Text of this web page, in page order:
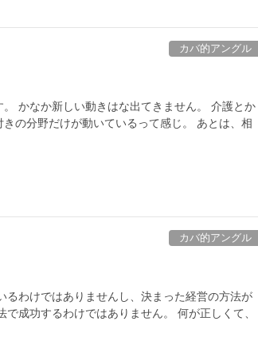
カバ的アングル
かなか新しい動きはな出てきません。 介護とか
の分野だけが動いているって感じ。 あとは、相
カバ的アングル
わけではありませんし、決まった経営の方法が
成功するわけではありません。 何が正しくて、